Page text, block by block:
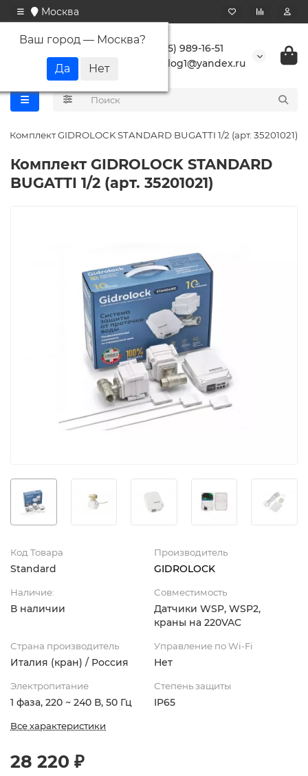
Москва
Ваш город — Москва?
+7 (495) 989-16-51
buranlog1@yandex.ru
Комплект GIDROLOCK STANDARD BUGATTI 1/2 (арт. 35201021)
Комплект GIDROLOCK STANDARD
BUGATTI 1/2 (арт. 35201021)
Код Товара
Standard
Производитель
GIDROLOCK
Наличие:
В наличии
Совместимость
Датчики WSP, WSP2,
краны на 220VAC
Страна производитель
Италия (кран) / Россия
Управление по Wi-Fi
Нет
Электропитание
1 фаза, 220 ~ 240 В, 50 Гц
Степень защиты
IP65
Все характеристики
28 220 ₽